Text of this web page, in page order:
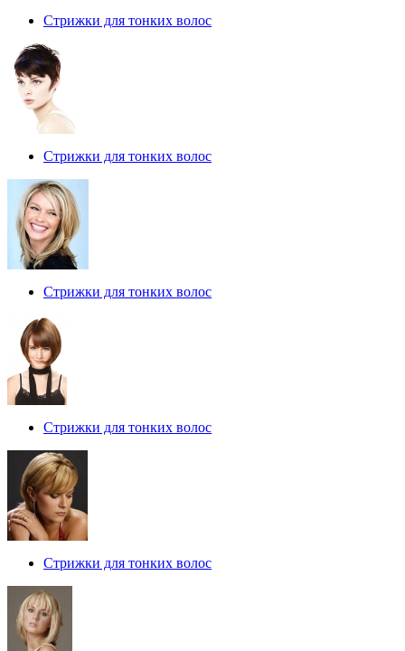
Стрижки для тонких волос
Стрижки для тонких волос
Стрижки для тонких волос
Стрижки для тонких волос
Стрижки для тонких волос